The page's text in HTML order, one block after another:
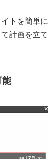
トを簡単に
計画を立て
能